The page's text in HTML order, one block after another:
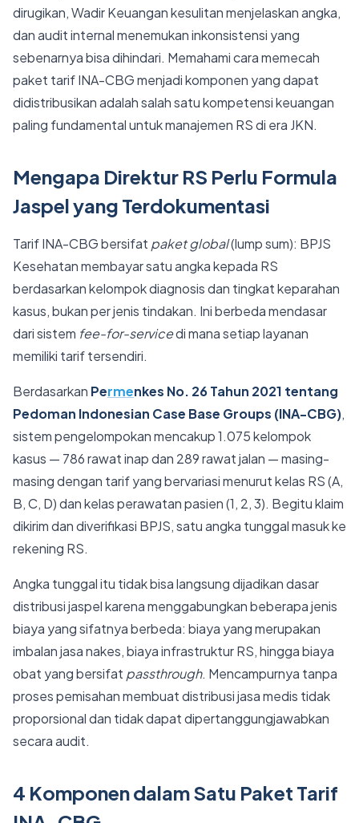
dirugikan, Wadir Keuangan kesulitan menjelaskan angka,
dan audit internal menemukan inkonsistensi yang
sebenarnya bisa dihindari. Memahami cara memecah
paket tarif INA-CBG menjadi komponen yang dapat
didistribusikan adalah salah satu kompetensi keuangan
paling fundamental untuk manajemen RS di era JKN.
Mengapa Direktur RS Perlu Formula
Jaspel yang Terdokumentasi
Tarif INA-CBG bersifat paket global(lump sum): BPJS
Kesehatan membayar satu angka kepada RS
berdasarkan kelompok diagnosis dan tingkat keparahan
kasus, bukan per jenis tindakan. Ini berbeda mendasar
dari sistem fee-for-servicedi mana setiap layanan
memiliki tarif tersendiri.
Berdasarkan Permenkes No. 26 Tahun 2021 tentang
Pedoman Indonesian Case Base Groups (INA-CBG),
sistem pengelompokan mencakup 1.075 kelompok
kasus — 786 rawat inap dan 289 rawat jalan — masing-
masing dengan tarif yang bervariasi menurut kelas RS (A,
B, C, D) dan kelas perawatan pasien (1, 2, 3). Begitu klaim
dikirim dan diverifikasi BPJS, satu angka tunggal masuk ke
rekening RS.
Angka tunggal itu tidak bisa langsung dijadikan dasar
distribusi jaspel karena menggabungkan beberapa jenis
biaya yang sifatnya berbeda: biaya yang merupakan
imbalan jasa nakes, biaya infrastruktur RS, hingga biaya
obat yang bersifat passthrough. Mencampurnya tanpa
proses pemisahan membuat distribusi jasa medis tidak
proporsional dan tidak dapat dipertanggungjawabkan
secara audit.
4 Komponen dalam Satu Paket Tarif